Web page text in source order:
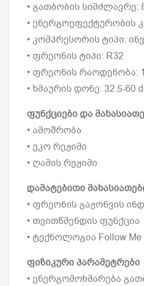
• გათბობის სიმძლავრე:
• ენერგოეფექტურობის
• კომპრესორის ტიპი:
• ფრეონის ტიპი: R32
• ფრეონის რაოდენობა:
• ხმაურის დონე: 32.5-60
ფუნქციები და
• ამოშრობა
• ეკო რეჟიმი
• ღამის რეჟიმი
დამატებითი
• ფრეონის გაჟონვის
• თვითწმენდის ფუნქცია
• ტექნოლოგია Follow Me
ფიზიკური პარამეტრები
• ენერგომოხმარება